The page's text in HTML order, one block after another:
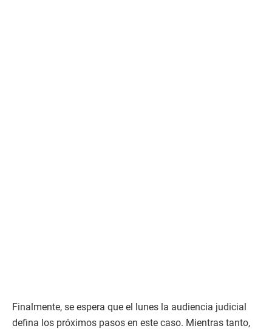
Finalmente, se espera que el lunes la audiencia judicial
defina los próximos pasos en este caso. Mientras tanto,